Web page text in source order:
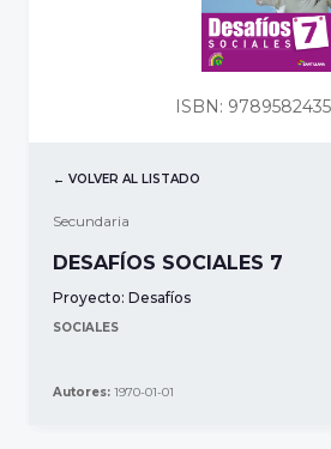
← VOLVER AL LISTADO
Secundaria
DESAFÍOS SOCIALES 7
Proyecto: Desafíos
SOCIALES
Autores: 1970-01-01
ISBN: